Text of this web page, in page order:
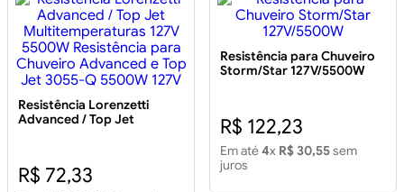
Resistência Lorenzetti
Advanced / Top Jet
Chuveiro Advanced e Top
Jet 3055-Q 5500W 127V
R$ 72,33
Resistência para Chuveiro
Storm/Star 127V/5500W
R$ 122,23
Em até4x R$ 30,55sem
juros